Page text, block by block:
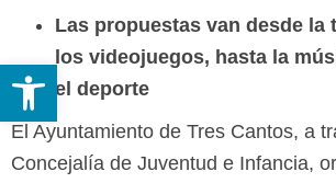
Las propuestas van desde la
los videojuegos, hasta la
el deporte
El Ayuntamiento de Tres Cantos, a
Concejalía de Juventud e Infancia,
Abrir barra de